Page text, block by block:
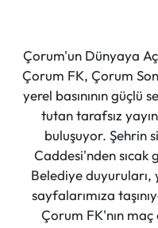
Çorum'un Dünyaya
Çorum FK, Çorum
yerel basınının güçlü
tutan tarafsız
buluşuyor. Şehrin
Caddesi'nden sıcak
Belediye duyuruları,
sayfalarımıza
Çorum FK'nın